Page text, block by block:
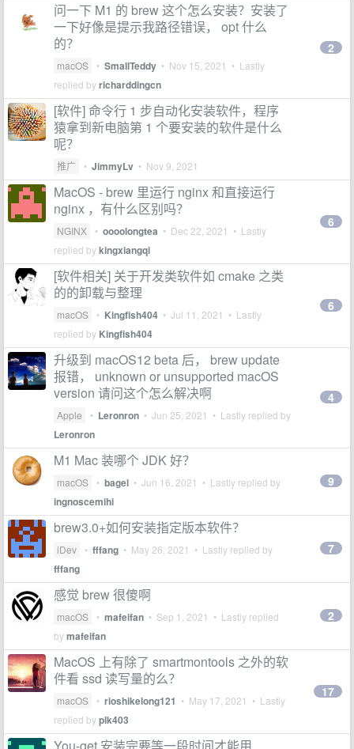
问一下 M1 的 brew 这个怎么安装？安装了
一下好像是提示我路径错误， opt 什么
的？
macOS • SmallTeddy • Nov 15, 2021 • Lastly
replied byricharddingcn
2
[软件] 命令行 1 步自动化安装软件，程序
猿拿到新电脑第 1 个要安装的软件是什么
呢？
推广 • JimmyLv • Nov 9, 2021
MacOS - brew 里运行 nginx 和直接运行
nginx ，有什么区别吗？
NGINX • oooolongtea • Dec 22, 2021 • Lastly
replied bykingxiangqi
6
[软件相关] 关于开发类软件如 cmake 之类
的的卸载与整理
macOS • Kingfish404 • Jul 11, 2021 • Lastly
replied by Kingfish404
6
升级到 macOS12 beta 后， brew update
报错， unknown or unsupported macOS
version 请问这个怎么解决啊
Apple • Leronron • Jun 25, 2021 • Lastly replied by
Leronron
4
M1 Mac 装哪个 JDK 好？
macOS • bagel • Jun 16, 2021 • Lastly replied by
ingnoscemihi
9
brew3.0+如何安装指定版本软件？
iDev • fffang • May 26, 2021 • Lastly replied by
fffang
7
感觉 brew 很傻啊
macOS • mafeifan • Sep 1, 2021 • Lastly replied
bymafeifan
2
MacOS 上有除了 smartmontools 之外的软
件看 ssd 读写量的么？
macOS • rioshikelong121 • May 17, 2021 • Lastly
replied byplk403
17